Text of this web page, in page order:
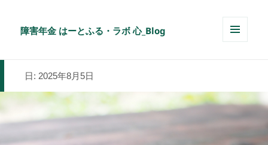
障害年金 はーとふる・ラボ 心_Blog
日: 2025年8月5日